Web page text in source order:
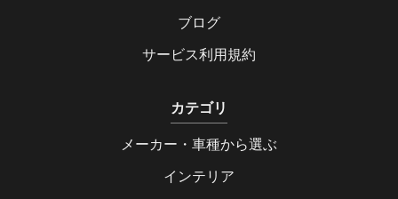
ブログ
サービス利用規約
カテゴリ
メーカー・車種から選ぶ
インテリア